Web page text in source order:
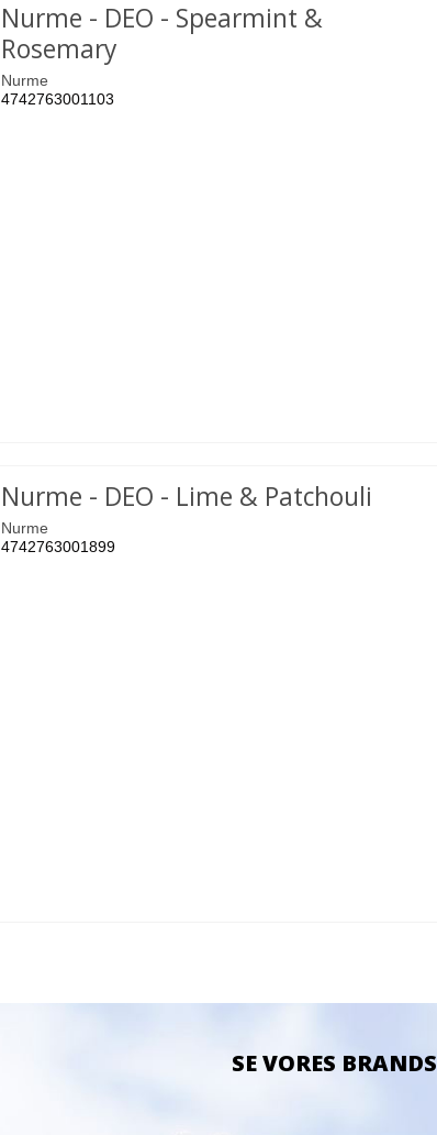
Nurme - DEO - Spearmint &
Rosemary
Nurme
4742763001103
Nurme - DEO - Lime & Patchouli
Nurme
4742763001899
SE VORES BRANDS